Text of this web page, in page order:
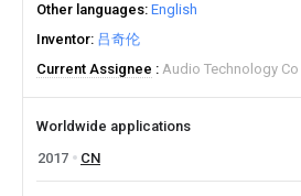
Other languages English
Inventor 吕奇伦
Current Assignee
Audio Technology
Worldwide applications
2017
CN